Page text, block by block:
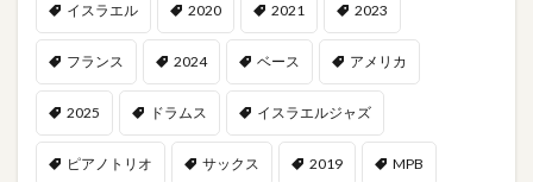
イスラエル 2020 2021 2023
フランス 2024 ベース アメリカ
2025 ドラムス イスラエルジャズ
ピアノトリオ サックス 2019 MPB